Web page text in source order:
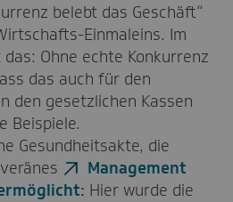
belebt das Geschäft“
Einmaleins. Im
Ohne echte Konkurrenz
das auch für den
den gesetzlichen Kassen
Beispiele.
Gesundheitsakte, die
Management
Hier wurde die